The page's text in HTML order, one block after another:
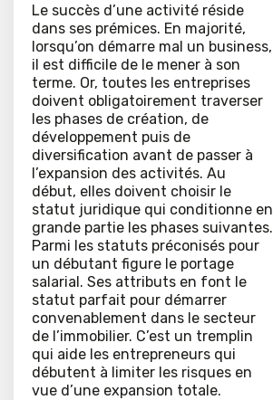
Le succès d’une activité réside
dans ses prémices. En majorité,
lorsqu’on démarre mal un business,
il est difficile de le mener à son
terme. Or, toutes les entreprises
doivent obligatoirement traverser
les phases de création, de
développement puis de
diversification avant de passer à
l’expansion des activités. Au
début, elles doivent choisir le
statut juridique qui conditionne en
grande partie les phases suivantes.
Parmi les statuts préconisés pour
un débutant figure le portage
salarial. Ses attributs en font le
statut parfait pour démarrer
convenablement dans le secteur
de l’immobilier. C’est un tremplin
qui aide les entrepreneurs qui
débutent à limiter les risques en
vue d’une expansion totale.